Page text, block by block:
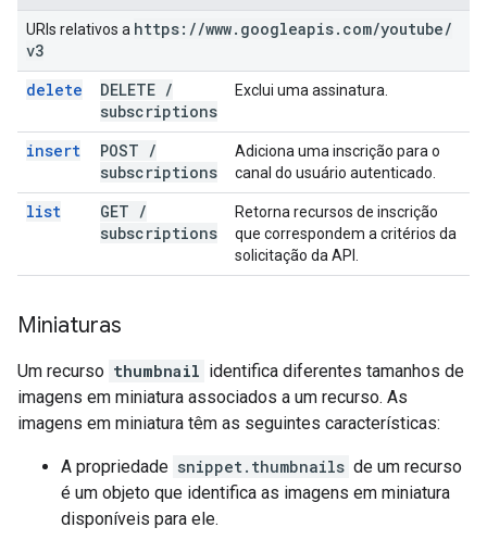
URIs relativos a https: //www. googleapis. com/youtube/
v3
delete
DELETE /
subscriptions
Exclui uma assinatura.
insert POST /
subscriptions
Adiciona uma inscrição para o
canal do usuário autenticado.
list GET /
subscriptions
Retorna recursos de inscrição
que correspondem a critérios da
solicitação da API.
Miniaturas
Um recurso thumbnail identifica diferentes tamanhos de
imagens em miniatura associados a um recurso. As
imagens em miniatura têm as seguintes características:
A propriedade snippet.thumbnails de um recurso
é um objeto que identifica as imagens em miniatura
disponíveis para ele.